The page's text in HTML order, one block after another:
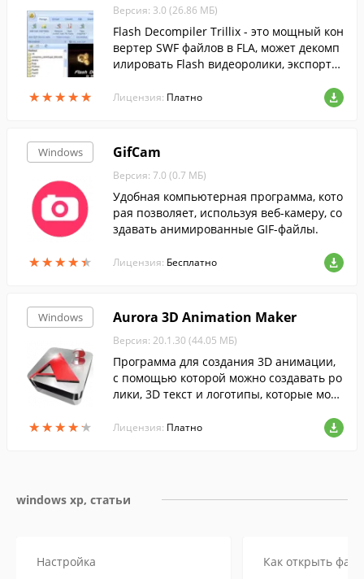
★★★★★
★★★★★
Версия: 3.0 (26.86 МБ)
Flash Decompiler Trillix - это мощный кон
вертер SWF файлов в FLA, может декомп
илировать Flash видеоролики, экспорти
форматы и редактировать SWF ролики
(динамические тексты, гиперссылки и д
Лицензия: Платно
Windows
★★★★★
★★★★★
GifCam
Версия: 7.0 (0.7 МБ)
Удобная компьютерная программа, кото
рая позволяет, используя веб-камеру, со
здавать анимированные GIF-файлы.
Лицензия: Бесплатно
Windows
★★★★★
★★★★★
Aurora 3D Animation Maker
Версия: 20.1.30 (44.05 МБ)
Программа для создания 3D анимации,
с помощью которой можно создавать ро
лики, 3D текст и логотипы, которые мож
нтациях и любых других проектах.
Лицензия: Платно
windows xp, статьи
Настройка
Как открыть файл